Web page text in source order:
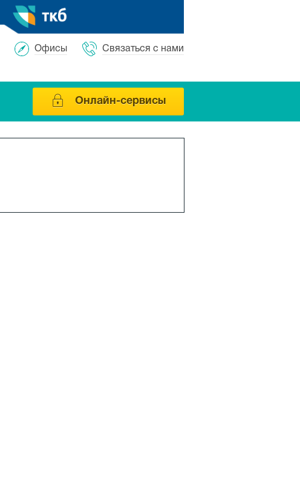
Офисы Связаться с нами
Онлайн-сервисы